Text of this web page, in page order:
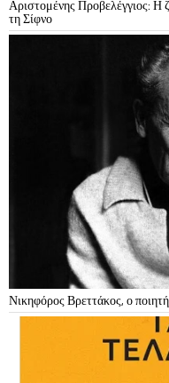
Αριστομένης Προβελέγγιος: Η
τη Σίφνο
Νικηφόρος Βρεττάκος, ο